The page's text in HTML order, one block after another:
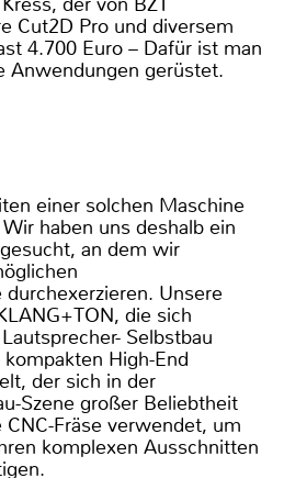
Cut2D Pro und diversem
4.700 Euro – Dafür ist man
Anwendungen gerüstet.
einer solchen Maschine
haben uns deshalb ein
an dem wir
Unsere
die sich
Selbstbau
High-End
der sich in der
Szene großer Beliebtheit
Fräse verwendet, um
komplexen Ausschnitten